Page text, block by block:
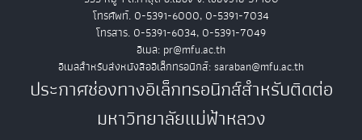
โทรศัพท์. 0-5391-6000, 0-5391-7034
โทรสาร. 0-5391-6034, 0-5391-7049
อีเมล: pr@mfu.ac.th
อีเมลสำหรับส่งหนังสืออิเล็กทรอนิกส์: saraban@mfu.ac.th
ประกาศช่องทางอิเล็กทรอนิกส์สำหรับติดต่อ
มหาวิทยาลัยแม่ฟ้าหลวง